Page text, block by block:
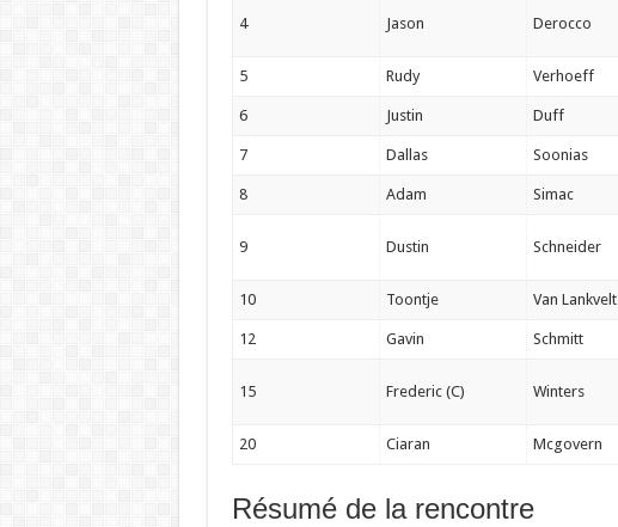
4 Jason Derocco
5 Rudy Verhoeff
6 Justin Duff
7 Dallas Soonias
8 Adam Simac
9 Dustin Schneider
10 Toontje Van Lankvelt
12 Gavin Schmitt
15 Frederic (C) Winters
20 Ciaran Mcgovern
Résumé de la rencontre